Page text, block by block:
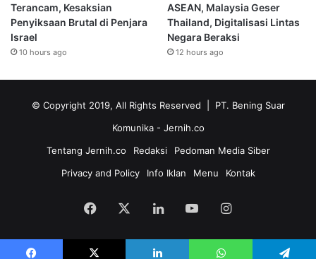
Terancam, Kesaksian
Penyiksaan Brutal di Penjara
Israel
10 hours ago
ASEAN, Malaysia Geser
Thailand, Digitalisasi Lintas
Negara Beraksi
12 hours ago
© Copyright 2019, All Rights Reserved | PT. Bening Suar
Komunika - Jernih.co
Tentang Jernih.co
Redaksi
Pedoman Media Siber
Privacy and Policy
Info Iklan Menu Kontak
Facebook LinkedInYouTubeInstagram